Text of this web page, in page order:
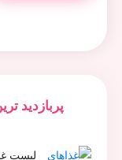
پربازدید
لیست